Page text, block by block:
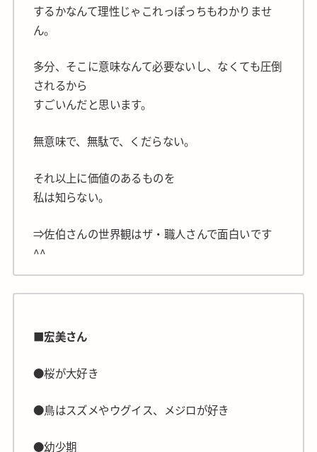
するかなんて理性じゃこれっぽっちもわかりませ
ん。
多分、そこに意味なんて必要ないし、なくても圧倒
されるから
すごいんだと思います。
無意味で、無駄で、くだらない。
それ以上に価値のあるものを
私は知らない。
⇒佐伯さんの世界観はザ・職人さんで面白いです
^^
■宏美さん
●桜が大好き
●鳥はスズメやウグイス、メジロが好き
●幼少期